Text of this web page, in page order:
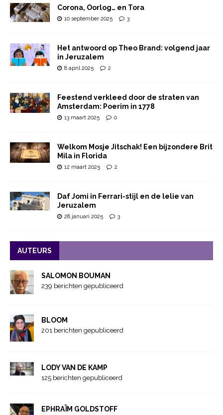
Corona, Oorlog… en Tora
10 september 2025 3
Het antwoord op Theo Brand: volgend jaar
in Jeruzalem
8 april 2025 2
Feestend verkleed door de straten van
Amsterdam: Poerim in 1778
13 maart 2025 0
Welkom Mosje Jitschak! Een bijzondere Brit
Mila in Florida
12 maart 2025 2
Daf Jomi in Ferrari-stijl en de lelie van
Jeruzalem
28 januari 2025 3
AUTEURS
SALOMON BOUMAN
239 berichten gepubliceerd
BLOOM
201 berichten gepubliceerd
LODY VAN DE KAMP
125 berichten gepubliceerd
EPHRAÏM GOLDSTOFF